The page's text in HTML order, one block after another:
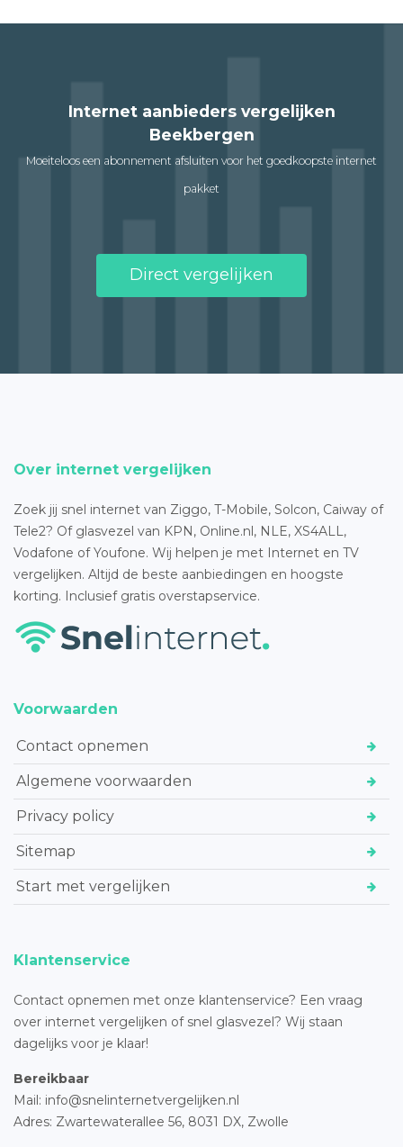
Internet aanbieders vergelijken
Beekbergen
Moeiteloos een abonnement afsluiten voor het goedkoopste internet
pakket
Direct vergelijken
Over internet vergelijken
Zoek jij snel internet van Ziggo, T-Mobile, Solcon, Caiway of
Tele2? Of glasvezel van KPN, Online.nl, NLE, XS4ALL,
Vodafone of Youfone. Wij helpen je met Internet en TV
vergelijken. Altijd de beste aanbiedingen en hoogste
korting. Inclusief gratis overstapservice.
Voorwaarden
Contact opnemen
Algemene voorwaarden
Privacy policy
Sitemap
Start met vergelijken
Klantenservice
Contact opnemen met onze klantenservice? Een vraag
over internet vergelijken of snel glasvezel? Wij staan
dagelijks voor je klaar!
Bereikbaar
Mail: info@snelinternetvergelijken.nl
Adres: Zwartewaterallee 56, 8031 DX, Zwolle